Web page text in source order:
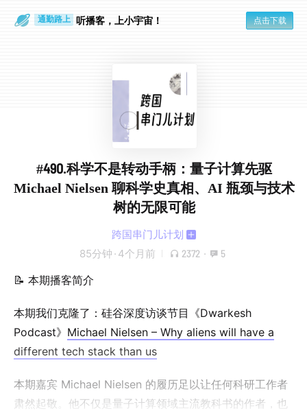
通勤路上 听播客，上小宇宙！ 点击下载
#490.科学不是转动手柄：量子计算先驱
Michael Nielsen 聊科学史真相、AI 瓶颈与技术
树的无限可能
跨国串门儿计划
85分钟 · 4个月前 2372 · 5
📝 本期播客简介
本期我们克隆了：硅谷深度访谈节目《Dwarkesh
Podcast》 Michael Nielsen – Why aliens will have a
different tech stack than us
本期嘉宾 Michael Nielsen 的履历足以让任何科研工作者
肃然起敬。他不仅是量子计算领域主流教科书的作者，也